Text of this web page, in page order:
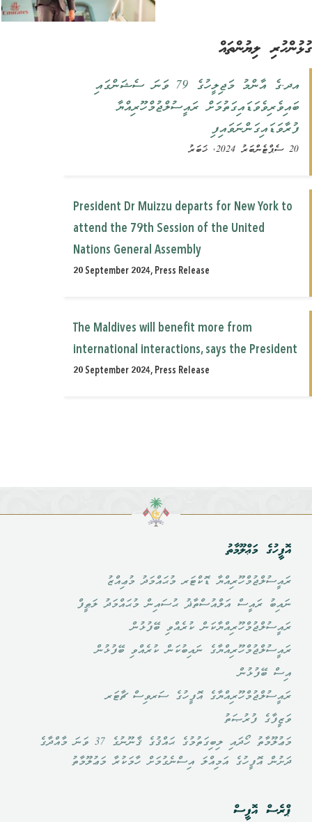
ލިޔުންތައް
އދ.ގެ އާންމު މަޖިލީހުގެ 79 ވަނަ ސެޝަންގައި
ބައިވެރިވެވަޑައިގަތުމަށް ރައީސުލްޖުމްހޫރިއްޔާ
ފުރާވަޑައިގަންނަވައިފި
President Dr Muizzu departs for New York to
attend the 79th Session of the United
Nations General Assembly
20 September 2024, Press Release
The Maldives will benefit more from
international interactions, says the President
20 September 2024, Press Release
އޮފީހުގެ މަޢްލޫމާތު
ރައީސުލްޖުމްހޫރިއްޔާ ޑޮކްޓަރ މުޙައްމަދު މުޢިއްޒު
ނައިބު ރައީސް އަލްއުސްތާޛު ޙުސައިން މުޙައްމަދު ލަޠީފް
ރައީސުލްޖުމްހޫރިއްޔާކަން ކުރެއްވި ބޭފުޅުން
ރައީސުލްޖުމްހޫރިއްޔާގެ ނައިބުކަން ކުރެއްވި ބޭފުޅުން
އިސް ބޭފުޅުން
ރައީސުލްޖުމްހޫރިއްޔާގެ އޮފީހުގެ ސަރވިސް ޗާޓަރ
ވަޒީފާގެ ފުރުޞަތު
މަޢުލޫމާތު ހޯދައި ލިބިގަތުމުގެ ޙައްޤުގެ ޤާނޫނުގެ 37 ވަނަ މާއްދާގެ
ދަށުން އޮފީހުގެ އަމިއްލަ އިސްނެގުމަށް ހާމަކުރާ މަޢުލޫމާތު
ޕްރެސް އޮފީސް